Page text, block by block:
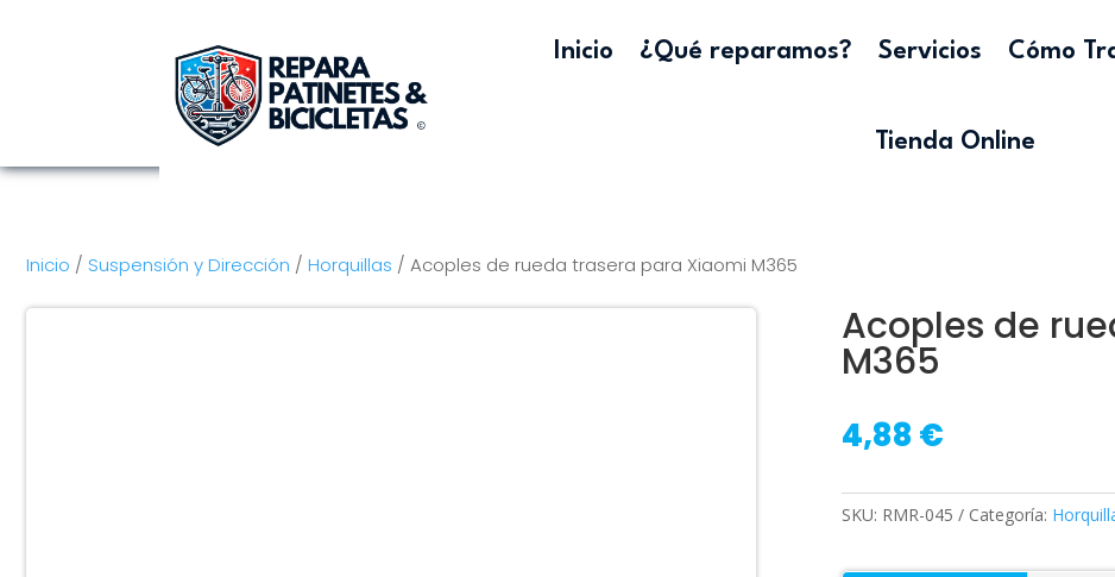
Inicio ¿Qué reparamos? Servicios Cómo
Tienda Online
Inicio / Suspensión y Dirección / Horquillas / Acoples de rueda trasera para Xiaomi M365
Acoples de
M365
4,88€
SKU: RMR-045 Categoría: